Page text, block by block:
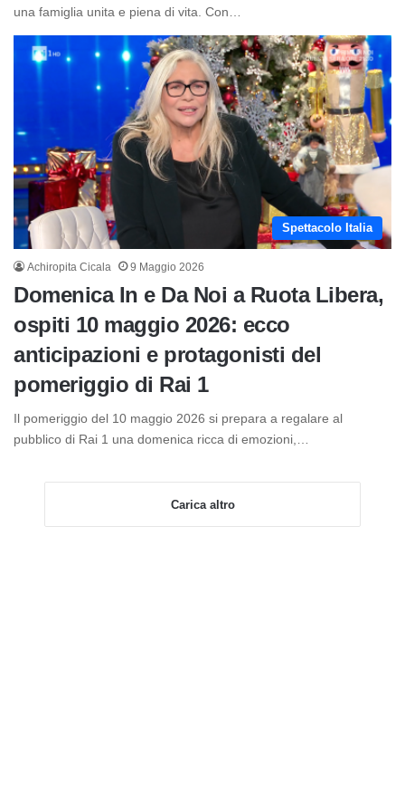
una famiglia unita e piena di vita. Con…
Spettacolo Italia
Achiropita Cicala 9 Maggio 2026
Domenica In e Da Noi a Ruota Libera,
ospiti 10 maggio 2026: ecco
anticipazioni e protagonisti del
pomeriggio di Rai 1
Il pomeriggio del 10 maggio 2026 si prepara a regalare al
pubblico di Rai 1 una domenica ricca di emozioni,…
Carica altro